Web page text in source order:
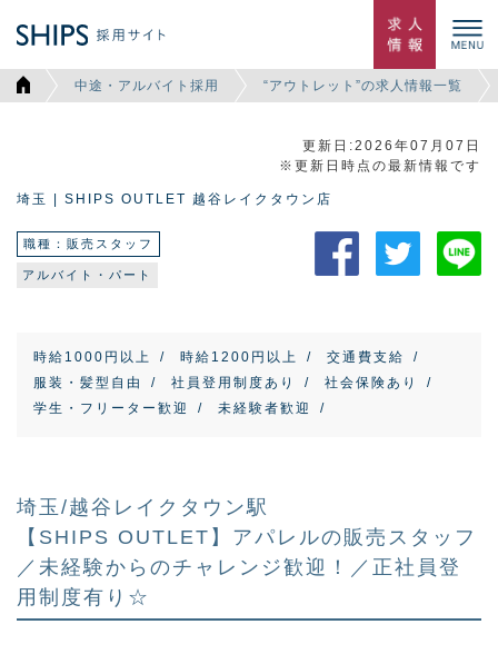
中途・アルバイト採用 “アウトレット”の求人情報一覧
更新日:2026年07月07日
※更新日時点の最新情報です
埼玉 | SHIPS OUTLET 越谷レイクタウン店
職種：販売スタッフ
アルバイト・パート
時給1000円以上 時給1200円以上
交通費支給
服装・髪型自由
社員登用制度あり
社会保険あり
学生・フリーター歓迎
未経験者歓迎
埼玉/越谷レイクタウン駅
【SHIPS OUTLET】アパレルの販売スタッフ
／未経験からのチャレンジ歓迎！／正社員登
用制度有り☆